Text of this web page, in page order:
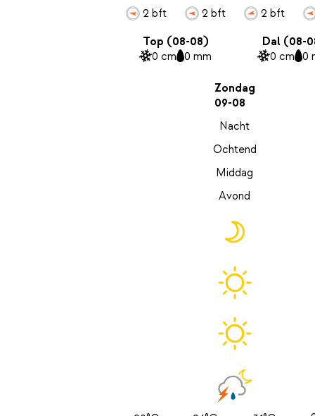
2 bft 2 bft 2 bft
Top (08-08)
0 cm 0 mm
Dal (08-
0 cm 0
Zondag
09-08
Nacht
Ochtend
Middag
Avond